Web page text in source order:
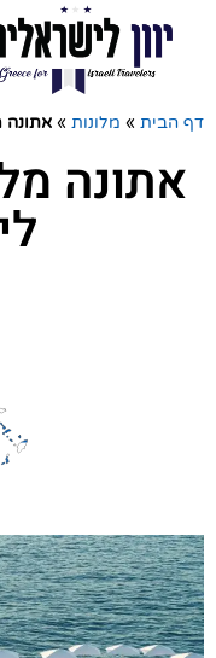
דף הבית » מלונות » אתונה
אתונה